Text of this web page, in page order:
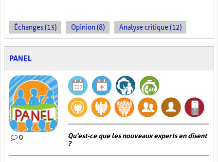
Échanges (13) Opinion (8) Analyse critique (12)
PANEL
0
Qu'est-ce que les nouveaux experts en disent
?